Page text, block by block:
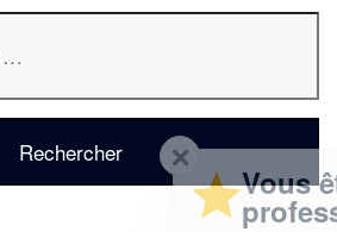
Vous êtes un
professionnel ?